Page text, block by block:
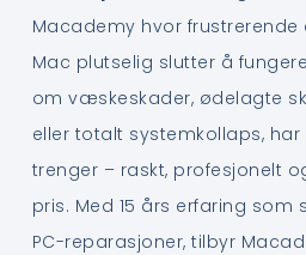
Macademy hvor
Mac plutselig slutter å
om væskeskader, ødelagte
eller totalt systemkollaps,
trenger – raskt, profesjonelt
pris. Med 15 års erfaring
PC-reparasjoner, tilbyr